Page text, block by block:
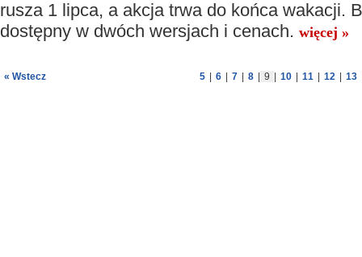
rusza 1 lipca, a akcja trwa do końca wakacji.
dostępny w dwóch wersjach i cenach. więcej »
« Wstecz 5 6 7 8 9 10 11 12 13